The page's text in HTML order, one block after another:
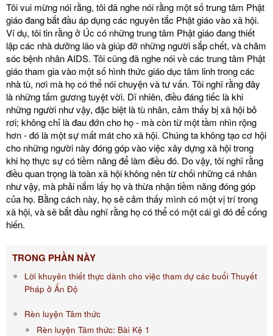
Tôi vui mừng nói rằng, tôi đã nghe nói rằng một số trung tâm Phật
giáo đang bắt đầu áp dụng các nguyên tắc Phật giáo vào xã hội.
Ví dụ, tôi tin rằng ở Úc có những trung tâm Phật giáo đang thiết
lập các nhà dưỡng lão và giúp đỡ những người sắp chết, và chăm
sóc bệnh nhân AIDS. Tôi cũng đã nghe nói về các trung tâm Phật
giáo tham gia vào một số hình thức giáo dục tâm linh trong các
nhà tù, nơi mà họ có thể nói chuyện và tư vấn. Tôi nghĩ rằng đây
là những tấm gương tuyệt vời. Dĩ nhiên, điều đáng tiếc là khi
những người như vậy, đặc biệt là tù nhân, cảm thấy bị xã hội bỏ
rơi; không chỉ là đau đớn cho họ - mà còn từ một tầm nhìn rộng
hơn - đó là một sự mất mát cho xã hội. Chúng ta không tạo cơ hội
cho những người này đóng góp vào việc xây dựng xã hội trong
khi họ thực sự có tiềm năng để làm điều đó. Do vậy, tôi nghĩ rằng
điều quan trọng là toàn xã hội không nên từ chối những cá nhân
như vậy, mà phải nắm lấy họ và thừa nhận tiềm năng đóng góp
của họ. Bằng cách này, họ sẽ cảm thấy mình có một vị trí trong
xã hội, và sẽ bắt đầu nghĩ rằng họ có thể có một cái gì đó để cống
hiến.
TRONG PHẦN NÀY
Lời khuyên thiết thực dành cho việc tham dự các buổi Thuyết
Pháp ở Ấn Độ
Rèn luyện Tâm thức
Rèn luyện Tâm thức: Bài Kệ 1